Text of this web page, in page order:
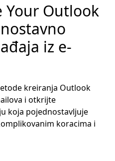
Your Outlook
iz e-
kreiranja Outlook
i otkrijte
koja pojednostavljuje
koracima i